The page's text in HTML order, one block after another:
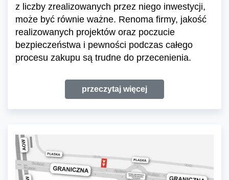
z liczby zrealizowanych przez niego inwestycji,
może być równie ważne. Renoma firmy, jakość
realizowanych projektów oraz poczucie
bezpieczeństwa i pewności podczas całego
procesu zakupu są trudne do przecenienia.
przeczytaj więcej